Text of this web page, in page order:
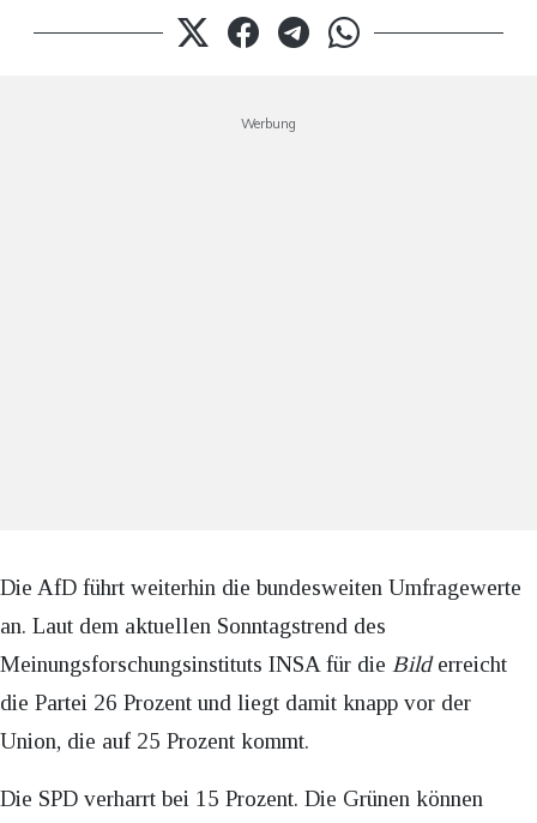
Werbung
Die AfD führt weiterhin die bundesweiten Umfragewerte
an. Laut dem aktuellen Sonntagstrend des
Meinungsforschungsinstituts INSA für die Bilderreicht
die Partei 26 Prozent und liegt damit knapp vor der
Union, die auf 25 Prozent kommt.
Die SPD verharrt bei 15 Prozent. Die Grünen können